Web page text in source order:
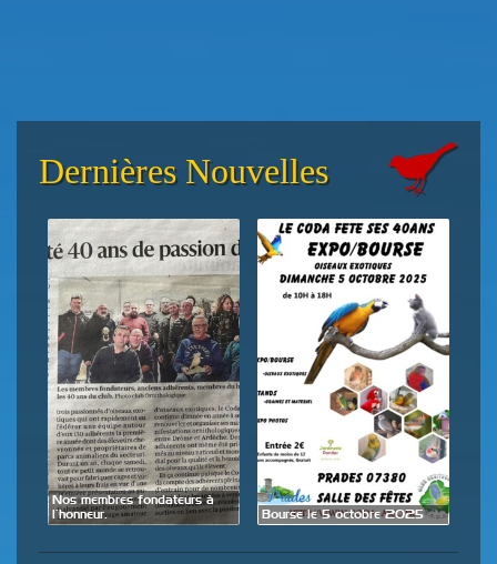
Dernières Nouvelles
Nos membres fondateurs à
l’honneur.
Bourse le 5 octobre 2025